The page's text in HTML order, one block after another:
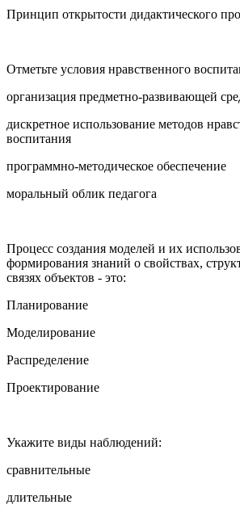
Принцип открытости дидактического
Отметьте условия нравственного
организация предметно-развивающей
дискретное использование методов
воспитания
программно-методическое обеспечение
моральный облик педагога
Процесс создания моделей и их
формирования знаний о свойствах,
связях объектов - это:
Планирование
Моделирование
Распределение
Проектирование
Укажите виды наблюдений:
сравнительные
длительные